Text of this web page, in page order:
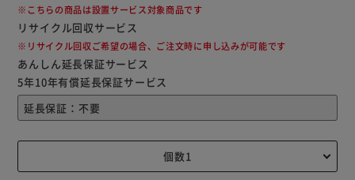
※こちらの商品は設置サービス対象商品です
リサイクル回収サービス
※リサイクル回収ご希望の場合、ご注文時に申し込みが可能です
あんしん延長保証サービス
5年10年有償延長保証サービス